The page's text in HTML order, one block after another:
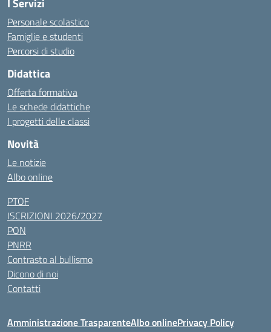
I Servizi
Personale scolastico
Famiglie e studenti
Percorsi di studio
Didattica
Offerta formativa
Le schede didattiche
I progetti delle classi
Novità
Le notizie
Albo online
PTOF
ISCRIZIONI 2026/2027
PON
PNRR
Contrasto al bullismo
Dicono di noi
Contatti
Amministrazione TrasparenteAlbo onlinePrivacy Policy